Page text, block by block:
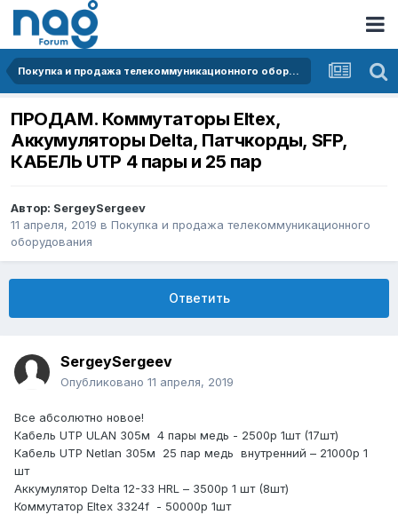
Покупка и продажа телекоммуникационного оборудования
ПРОДАМ. Коммутаторы Eltex,
Аккумуляторы Delta, Патчкорды, SFP,
КАБЕЛЬ UTP 4 пары и 25 пар
Автор: SergeySergeev
11 апреля, 2019 в Покупка и продажа телекоммуникационного
оборудования
Ответить
SergeySergeev
Опубликовано 11 апреля, 2019
Все абсолютно новое!
Кабель UTP ULAN 305м 4 пары медь - 2500р 1шт (17шт)
Кабель UTP Netlan 305м 25 пар медь внутренний – 21000р 1
шт
Аккумулятор Delta 12-33 HRL – 3500р 1 шт (8шт)
Коммутатор Eltex 3324f - 50000р 1шт